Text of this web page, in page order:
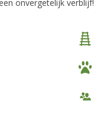
onvergetelijk verblijf!